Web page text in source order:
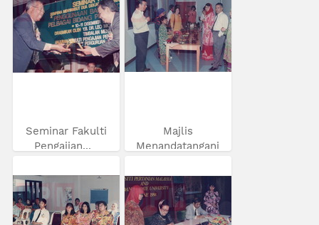
Seminar Fakulti
Pengajian...
Majlis
Menandatangani